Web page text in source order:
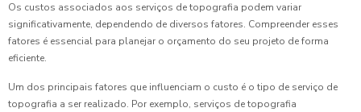
Os custos associados aos serviços de topografia podem variar
significativamente, dependendo de diversos fatores. Compreender esses
fatores é essencial para planejar o orçamento do seu projeto de forma
eficiente.
Um dos principais fatores que influenciam o custo é o tipo de serviço de
topografia a ser realizado. Por exemplo, serviços de topografia